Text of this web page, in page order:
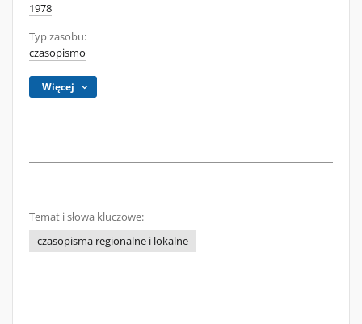
1978
Typ zasobu:
czasopismo
Więcej
Temat i słowa kluczowe:
czasopisma regionalne i lokalne